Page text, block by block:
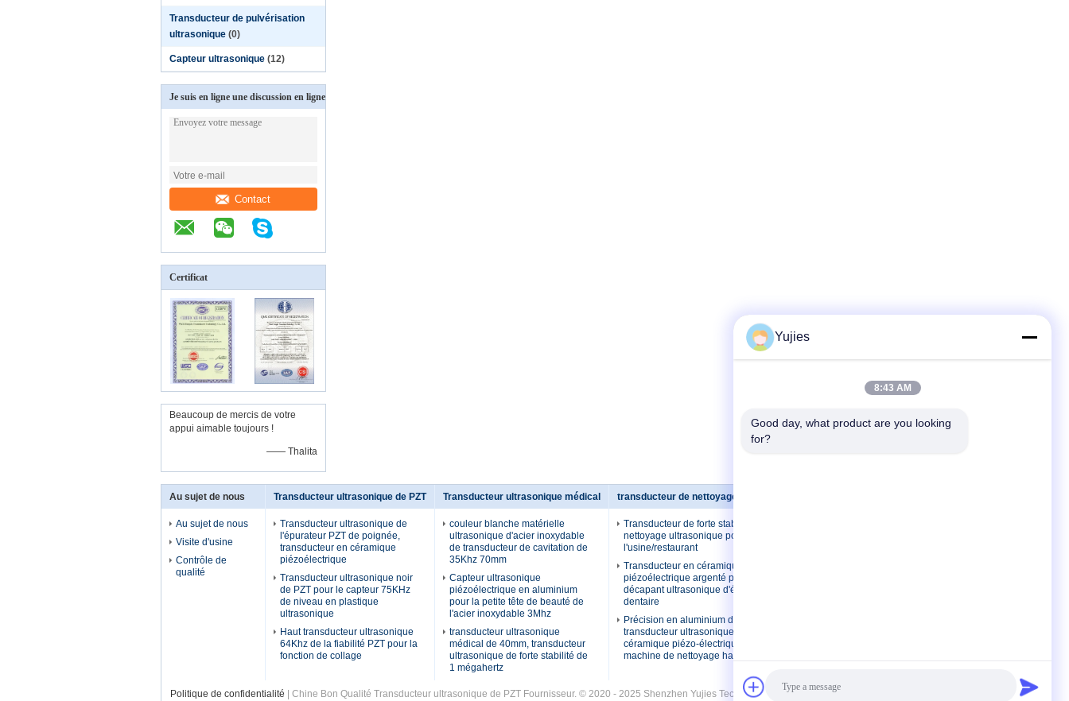
Transducteur de pulvérisation
ultrasonique (0)
Capteur ultrasonique (12)
Je suis en ligne une discussion en ligne
Contact
Certificat
Beaucoup de mercis de votre
appui aimable toujours !
—— Thalita
Au sujet de nous
Au sujet de nous
Visite d'usine
Contrôle de
qualité
Transducteur ultrasonique de PZT
Transducteur ultrasonique de
l'épurateur PZT de poignée,
transducteur en céramique
piézoélectrique
Transducteur ultrasonique noir
de PZT pour le capteur 75KHz
de niveau en plastique
ultrasonique
Haut transducteur ultrasonique
64Khz de la fiabilité PZT pour la
fonction de collage
Transducteur ultrasonique médical
couleur blanche matérielle
ultrasonique d'acier inoxydable
de transducteur de cavitation de
35Khz 70mm
Capteur ultrasonique
piézoélectrique en aluminium
pour la petite tête de beauté de
l'acier inoxydable 3Mhz
transducteur ultrasonique
médical de 40mm, transducteur
ultrasonique de forte stabilité de
1 mégahertz
transducteur de nettoyage ultrasonique
Transducteur de forte stabilité de
nettoyage ultrasonique pour
l'usine/restaurant
Transducteur en céramique
piézoélectrique argenté pour le
décapant ultrasonique d'écailleur
dentaire
Précision en aluminium de
transducteur ultrasonique en
céramique piézo-électrique de
machine de nettoyage haute
Politique de confidentialité | Chine Bon Qualité Transducteur ultrasonique de PZT Fournisseur. © 2020 - 2025 Shenzhen Yujies Technology Co., Ltd.. All Rights Reserved.
Yujies
8:43 AM
Good day, what product are you looking
for?